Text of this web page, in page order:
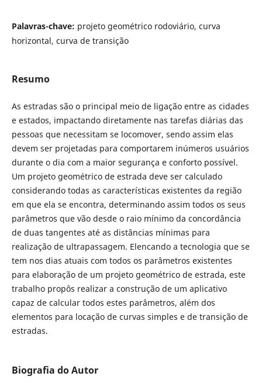
Palavras-chave: projeto geométrico rodoviário, curva
horizontal, curva de transição
Resumo
As estradas são o principal meio de ligação entre as cidades
e estados, impactando diretamente nas tarefas diárias das
pessoas que necessitam se locomover, sendo assim elas
devem ser projetadas para comportarem inúmeros usuários
durante o dia com a maior segurança e conforto possível.
Um projeto geométrico de estrada deve ser calculado
considerando todas as características existentes da região
em que ela se encontra, determinando assim todos os seus
parâmetros que vão desde o raio mínimo da concordância
de duas tangentes até as distâncias mínimas para
realização de ultrapassagem. Elencando a tecnologia que se
tem nos dias atuais com todos os parâmetros existentes
para elaboração de um projeto geométrico de estrada, este
trabalho propôs realizar a construção de um aplicativo
capaz de calcular todos estes parâmetros, além dos
elementos para locação de curvas simples e de transição de
estradas.
Biografia do Autor